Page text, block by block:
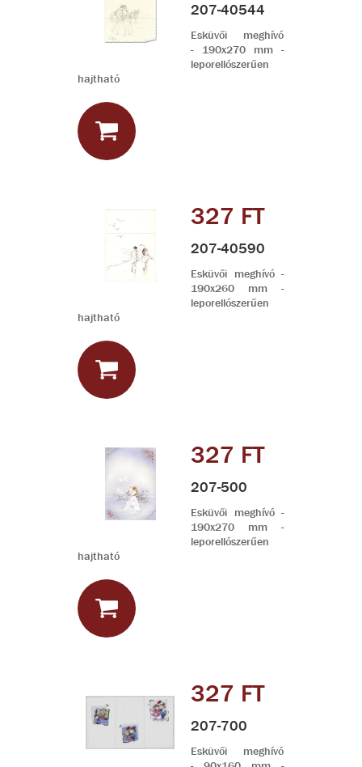
207-40544
Esküvői meghívó
- 190x270 mm -
leporellószerűen
hajtható
327 FT
207-40590
Esküvői meghívó -
190x260 mm -
leporellószerűen
hajtható
327 FT
207-500
Esküvői meghívó -
190x270 mm -
leporellószerűen
hajtható
327 FT
207-700
Esküvői meghívó